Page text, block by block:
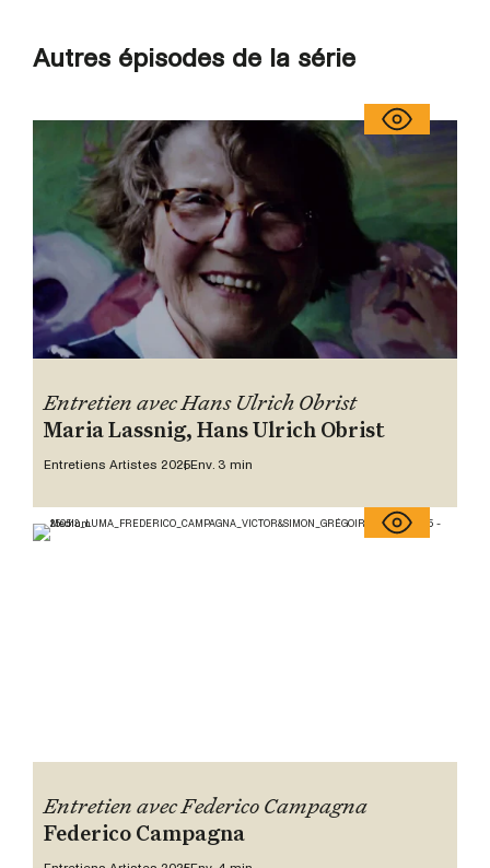
Autres épisodes de la série
Entretien avec Hans Ulrich Obrist
Maria Lassnig, Hans Ulrich Obrist
Entretiens Artistes 2025Env. 3 min
Entretien avec Federico Campagna
Federico Campagna